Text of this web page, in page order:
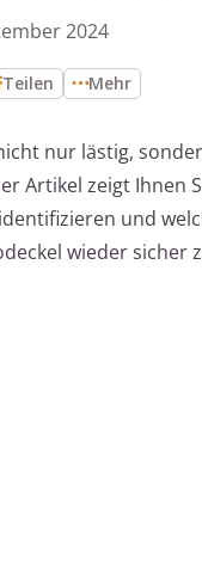
2024
Teilen Mehr
nur lästig,
Artikel zeigt Ihnen
und
wieder sicher